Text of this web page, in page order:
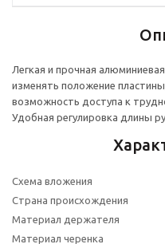
Легкая и прочная
изменять положение
возможность доступа к
Удобная регулировка длины
Схема вложения
Страна происхождения
Материал держателя
Материал черенка